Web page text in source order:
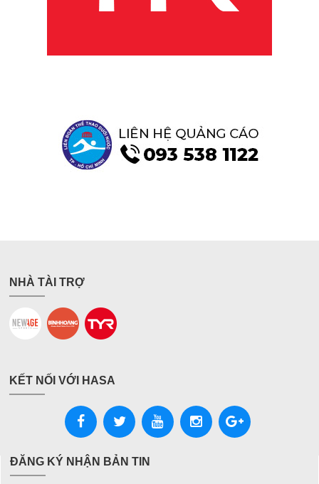
NHÀ TÀI TRỢ
KẾT NỐI VỚI HASA
ĐĂNG KÝ NHẬN BẢN TIN